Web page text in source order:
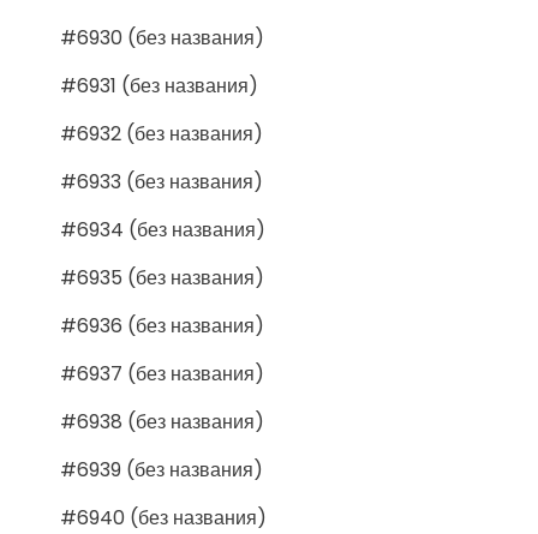
#6930 (без названия)
#6931 (без названия)
#6932 (без названия)
#6933 (без названия)
#6934 (без названия)
#6935 (без названия)
#6936 (без названия)
#6937 (без названия)
#6938 (без названия)
#6939 (без названия)
#6940 (без названия)